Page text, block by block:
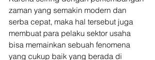
zaman yang semakin modern dan
serba cepat, maka hal tersebut juga
membuat para pelaku sektor usaha
bisa memainkan sebuah fenomena
yang cukup baik yang berada di